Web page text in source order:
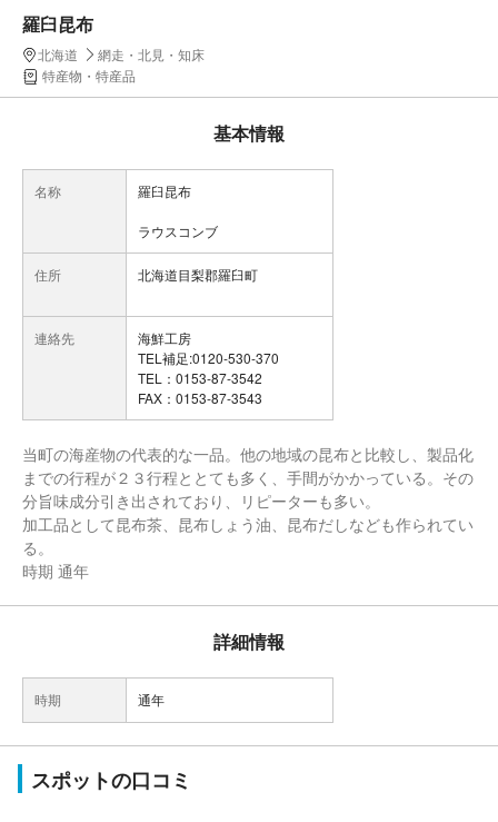
羅臼昆布
北海道
網走・北見・知床
特産物・特産品
基本情報
名称 羅臼昆布
ラウスコンブ
住所 北海道目梨郡羅臼町
連絡先
海鮮工房
TEL補足:0120-530-370
TEL：0153-87-3542
FAX：0153-87-3543
当町の海産物の代表的な一品。他の地域の昆布と比較し、製品化
までの行程が２３行程ととても多く、手間がかかっている。その
分旨味成分引き出されており、リピーターも多い。
加工品として昆布茶、昆布しょう油、昆布だしなども作られてい
る。
時期 通年
詳細情報
時期 通年
スポットの口コミ